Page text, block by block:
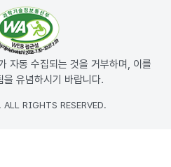
자동 수집되는 것을 거부하며, 이를
유념하시기 바랍니다.
RIGHTS RESERVED.